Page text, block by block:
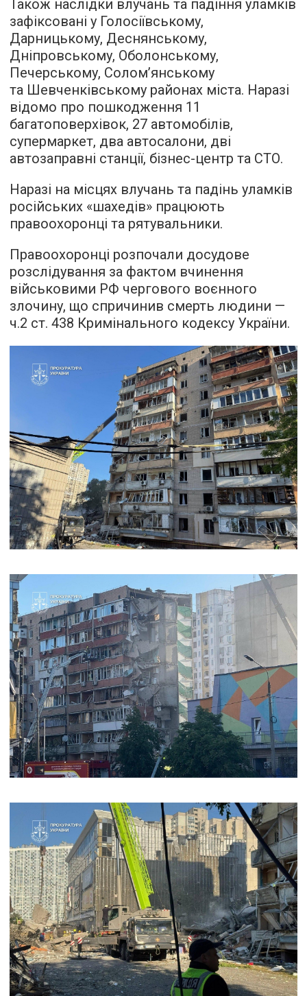
Також наслідки влучань та падіння уламків
зафіксовані у Голосіївському,
Дарницькому, Деснянському,
Дніпровському, Оболонському,
Печерському, Солом’янському
та Шевченківському районах міста. Наразі
відомо про пошкодження 11
багатоповерхівок, 27 автомобілів,
супермаркет, два автосалони, дві
автозаправні станції, бізнес-центр та СТО.
Наразі на місцях влучань та падінь уламків
російських «шахедів» працюють
правоохоронці та рятувальники.
Правоохоронці розпочали досудове
розслідування за фактом вчинення
військовими РФ чергового воєнного
злочину, що спричинив смерть людини —
ч.2 ст. 438 Кримінального кодексу України.